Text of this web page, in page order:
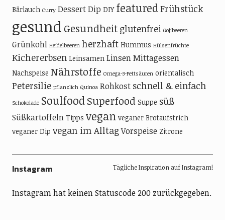
Bärlauch Curry DessertDip DIY featuredFrühstück
gesund Gesundheit glutenfrei Gojibeeren
Grünkohl Heidelbeeren herzhaft Hummus Hülsenfrüchte
Kichererbsen Leinsamen LinsenMittagessen
Nachspeise Nährstoffe Omega-3-Fettsäuren orientalisch
Petersilie pflanzlich Quinoa Rohkost schnell & einfach
Schokolade SoulfoodSuperfood Suppe süß
Süßkartoffeln Tipps vegan veganer Brotaufstrich
veganer Dip vegan im AlltagVorspeise Zitrone
Instagram
Instagram hat keinen Statuscode 200 zurückgegeben.
Tägliche Inspiration auf Instagram!